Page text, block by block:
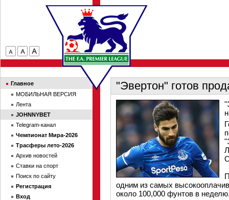
"Эвертон" готов
одним из самых
около 100,000 фунтов в
Главное
МОБИЛЬНАЯ ВЕРСИЯ
Лента
JOHNNYBET
Telegram-канал
Чемпионат Мира-2026
Трасферы лето-2026
Архив новостей
Ставки на спорт
Поиск по сайту
Регистрация
Вход